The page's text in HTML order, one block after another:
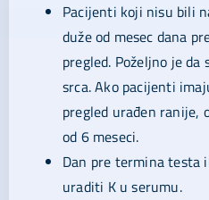
Pacijenti koji nisu bili
duže od mesec dana
pregled. Poželjno je
srca. Ako pacijenti
pregled urađen ranije,
od 6 meseci.
Dan pre termina testa
uraditi K u serumu.